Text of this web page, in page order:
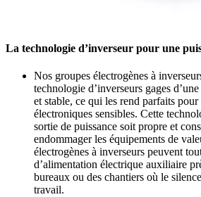
La technologie d’inverseur pour une
Nos groupes électrogènes à
technologie d’inverseurs gages
et stable, ce qui les rend parfaits pour
électroniques sensibles. Cette
sortie de puissance soit propre et
endommager les équipements de
électrogènes à inverseurs peuvent
d’alimentation électrique auxiliaire
bureaux ou des chantiers où le
travail.